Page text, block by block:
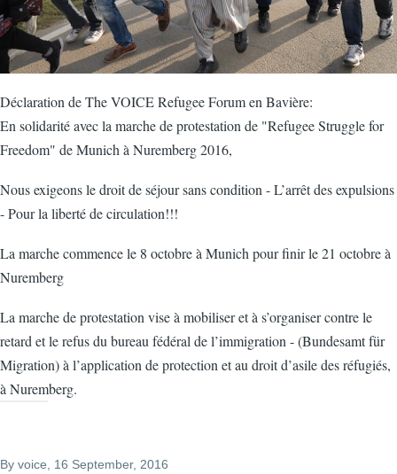
Déclaration de The VOICE Refugee Forum en Bavière:
En solidarité avec la marche de protestation de "Refugee Struggle for
Freedom" de Munich à Nuremberg 2016,
Nous exigeons le droit de séjour sans condition - L’arrêt des expulsions
- Pour la liberté de circulation!!!
La marche commence le 8 octobre à Munich pour finir le 21 octobre à
Nuremberg
La marche de protestation vise à mobiliser et à s’organiser contre le
retard et le refus du bureau fédéral de l’immigration - (Bundesamt für
Migration) à l’application de protection et au droit d’asile des réfugiés,
à Nuremberg.
By voice , 16 September, 2016